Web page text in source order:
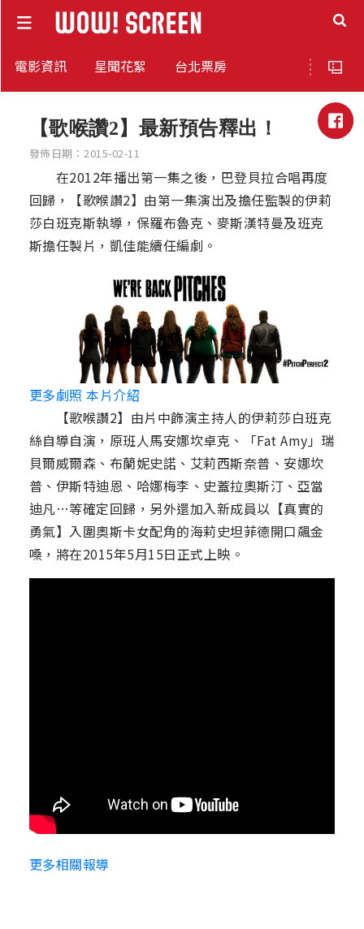
電影資訊 星聞花絮 台北票房
【歌喉讚2】最新預告釋出！
發佈日期：2015-02-11
在2012年播出第一集之後，巴登貝拉合唱再度
回歸，【歌喉讚2】由第一集演出及擔任監製的伊莉
莎白班克斯執導，保羅布魯克、麥斯漢特曼及班克
斯擔任製片，凱佳能續任編劇。
更多劇照 本片介紹
【歌喉讚2】由片中飾演主持人的伊莉莎白班克
絲自導自演，原班人馬安娜坎卓克、「Fat Amy」瑞
貝爾威爾森、布蘭妮史諾、艾莉西斯奈普、安娜坎
普、伊斯特迪恩、哈娜梅李、史蓋拉奧斯汀、亞當
迪凡…等確定回歸，另外還加入新成員以【真實的
勇氣】入圍奧斯卡女配角的海莉史坦菲德開口飆金
嗓，將在2015年5月15日正式上映。
更多相關報導